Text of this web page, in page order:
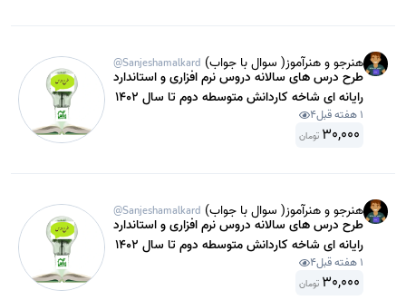
هنرجو و هنرآموز( سوال با جواب) @Sanjeshamalkard
طرح درس های سالانه دروس نرم افزاری و استاندارد
رایانه ای شاخه کاردانش متوسطه دوم تا سال 1402
شامل کاربر امور گرافیکی با رایانه طراحی و توسعه
صفحات وب پایه دهم.
1 هفته قبل 4
30,000 تومان
هنرجو و هنرآموز( سوال با جواب) @Sanjeshamalkard
طرح درس های سالانه دروس نرم افزاری و استاندارد
رایانه ای شاخه کاردانش متوسطه دوم تا سال 1402
شامل درس رایانه کار پیشرفته یازدهم رایانه1 هفته قبل 4
30,000 تومان